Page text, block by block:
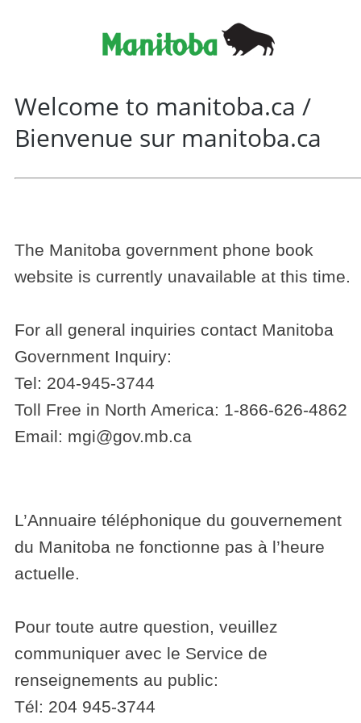
Welcome to manitoba.ca /
Bienvenue sur manitoba.ca
The Manitoba government phone book
website is currently unavailable at this time.
For all general inquiries contact Manitoba
Government Inquiry:
Tel: 204-945-3744
Toll Free in North America: 1-866-626-4862
Email: mgi@gov.mb.ca
L’Annuaire téléphonique du gouvernement
du Manitoba ne fonctionne pas à l’heure
actuelle.
Pour toute autre question, veuillez
communiquer avec le Service de
renseignements au public:
Tél: 204 945-3744